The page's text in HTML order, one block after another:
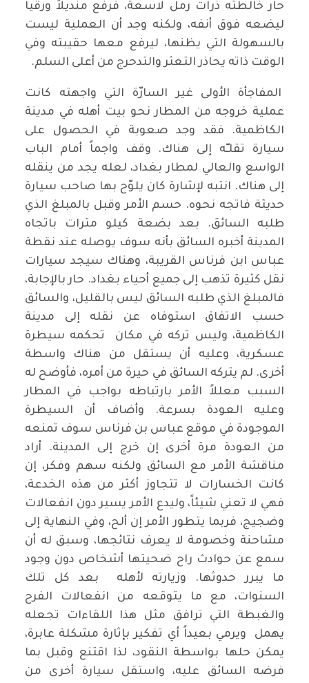
حار خالطته ذرات رمل لاسعة، فرفع منديلاً ورقياً
ليضعه فوق أنفه، ولكنه وجد أن العملية ليست
بالسهولة التي يظنها، ليرفع معها حقيبته وفي
الوقت ذاته يحاذر التعثر والتدحرج من أعلى السلم.
المفاجأة الأولى غير السارّة التي واجهته كانت
عملية خروجه من المطار نحو بيت أهله في مدينة
الكاظمية. فقد وجد صعوبة في الحصول على
سيارة تقلـّه إلى هناك. وقف واجماً أمام الباب
الواسع والعالي لمطار بغداد، لعله يجد من ينقله
إلى هناك. انتبه لإشارة كان يلوّح بها صاحب سيارة
حديثة فاتجه نحوه. حسم الأمر وقبل بالمبلغ الذي
طلبه السائق. بعد بضعة كيلو مترات باتجاه
المدينة أخبره السائق بأنه سوف يوصله عند نقطة
عباس ابن فرناس القريبة، وهناك سيجد سيارات
نقل كثيرة تذهب إلى جميع أحياء بغداد. حار بالإجابة،
فالمبلغ الذي طلبه السائق ليس بالقليل، والسائق
حسب الاتفاق استوفاه عن نقله إلى مدينة
الكاظمية، وليس تركه في مكان تحكمه سيطرة
عسكرية، وعليه أن يستقل من هناك واسطة
أخرى. لم يتركه السائق في حيرة من أمره، فأوضح له
السبب معللاً الأمر بارتباطه بواجب في المطار
وعليه العودة بسرعة. وأضاف أن السيطرة
الموجودة في موقع عباس بن فرناس سوف تمنعه
من العودة مرة أخرى إن خرج إلى المدينة. أراد
مناقشة الأمر مع السائق ولكنه سهم وفكر، إن
كانت الخسارات لا تتجاوز أكثر من هذه الخدعة،
فهي لا تعني شيئاً، وليدع الأمر يسير دون انفعالات
وضجيج، فربما يتطور الأمر إن ألح، وفي النهاية إلى
مشاحنة وخصومة لا يعرف نتائجها، وسبق له أن
سمع عن حوادث راح ضحيتها أشخاص دون وجود
ما يبرر حدوثها. وزيارته لأهله بعد كل تلك
السنوات، مع ما يتوقعه من انفعالات الفرح
والغبطة التي ترافق مثل هذا اللقاءات تجعله
يهمل ويرمي بعيداً أي تفكير بإثارة مشكلة عابرة،
يمكن حلها بواسطة النقود، لذا اقتنع وقبل بما
فرضه السائق عليه، واستقل سيارة أخرى من